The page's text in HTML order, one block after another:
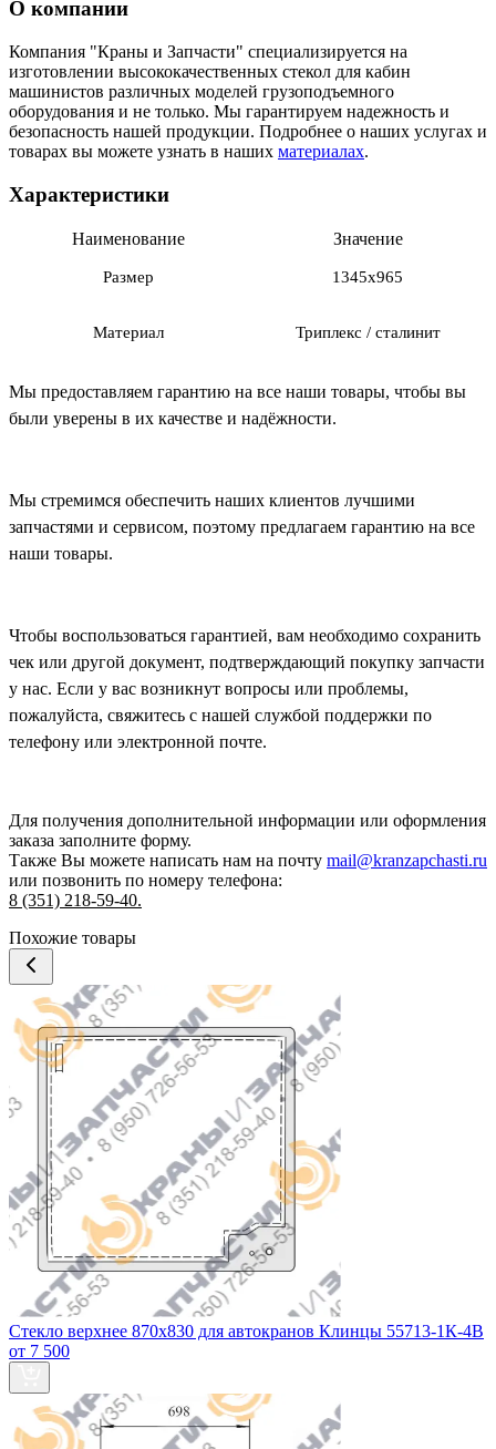
О компании
Компания "Краны и Запчасти" специализируется на
изготовлении высококачественных стекол для кабин
машинистов различных моделей грузоподъемного
оборудования и не только. Мы гарантируем надежность и
безопасность нашей продукции. Подробнее о наших услугах и
товарах вы можете узнать в наших материалах.
Характеристики
Наименование Значение
Размер 1345х965
Материал Триплекс / сталинит
Мы предоставляем гарантию на все наши товары, чтобы вы
были уверены в их качестве и надёжности.
Мы стремимся обеспечить наших клиентов лучшими
запчастями и сервисом, поэтому предлагаем гарантию на все
наши товары.
Чтобы воспользоваться гарантией, вам необходимо сохранить
чек или другой документ, подтверждающий покупку запчасти
у нас. Если у вас возникнут вопросы или проблемы,
пожалуйста, свяжитесь с нашей службой поддержки по
телефону или электронной почте.
Для получения дополнительной информации или оформления
заказа заполните форму.
Также Вы можете написать нам на почту mail@kranzapchasti.ru
или позвонить по номеру телефона:
8 (351) 218-59-40.
Похожие товары
Стекло верхнее 870х830 для автокранов Клинцы 55713-1К-4В
от 7 500